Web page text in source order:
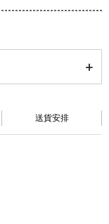
送貨安排